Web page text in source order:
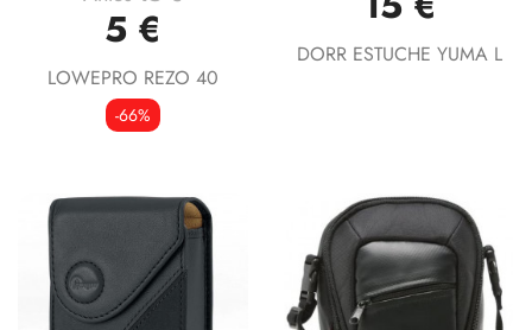
5 €
LOWEPRO REZO 40
-66%
DORR ESTUCHE YUMA L